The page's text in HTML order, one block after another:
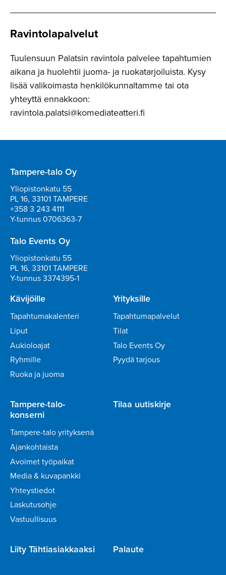
Ravintola­palvelut
Tuulensuun Palatsin ravintola palvelee tapahtumien
aikana ja huolehtii juoma- ja ruokatarjoiluista. Kysy
lisää valikoimasta henkilökunnaltamme tai ota
yhteyttä ennakkoon:
ravintola.palatsi@komediateatteri.fi
Tampere-talo Oy
Yliopistonkatu 55
PL 16, 33101 TAMPERE
+358 3 243 4111
Y-tunnus 0706363-7
Talo Events Oy
Yliopistonkatu 55
PL 16, 33101 TAMPERE
Y-tunnus 3374395-1
Kävijöille
Tapahtumakalenteri
Liput
Aukioloajat
Ryhmille
Ruoka ja juoma
Yrityksille
Tapahtumapalvelut
Tilat
Talo Events Oy
Pyydä tarjous
Tampere-talo-
konserni
Tampere-talo yrityksenä
Ajankohtaista
Avoimet työpaikat
Media & kuvapankki
Yhteystiedot
Laskutusohje
Vastuullisuus
Tilaa uutiskirje
Liity Tähtiasiakkaaksi Palaute